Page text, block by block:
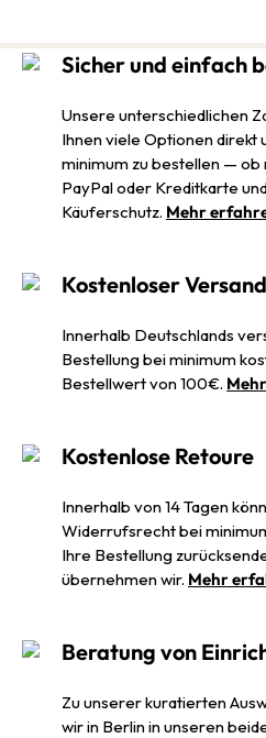
Sicher und einfach
Unsere unterschiedlichen
Ihnen viele Optionen direkt
minimum zu bestellen — ob
PayPal oder Kreditkarte
Käuferschutz. Mehr
Kostenloser Versand
Innerhalb Deutschlands
Bestellung bei minimum
Bestellwert von 100€.
Kostenlose Retoure
Innerhalb von 14 Tagen
Widerrufsrecht bei
Ihre Bestellung
übernehmen wir. Mehr
Beratung von
Zu unserer kuratierten
wir in Berlin in unseren